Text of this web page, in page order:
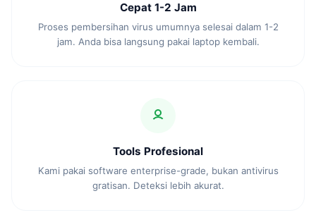
Cepat 1-2 Jam
Proses pembersihan virus umumnya selesai dalam 1-2
jam. Anda bisa langsung pakai laptop kembali.
Tools Profesional
Kami pakai software enterprise-grade, bukan antivirus
gratisan. Deteksi lebih akurat.